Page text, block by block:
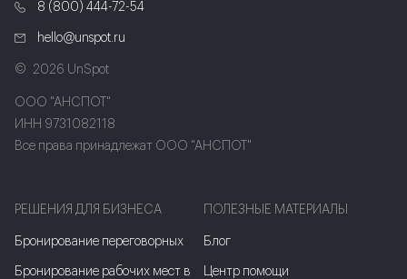
8 (800) 444-72-54
hello@unspot.ru
2026 UnSpot
ООО "АНСПОТ"
ИНН 9731082118
Все права принадлежат ООО "АНСПОТ"
РЕШЕНИЯ ДЛЯ БИЗНЕСА
Бронирование переговорных
Бронирование рабочих мест в
ПОЛЕЗНЫЕ МАТЕРИАЛЫ
Блог
Центр помощи